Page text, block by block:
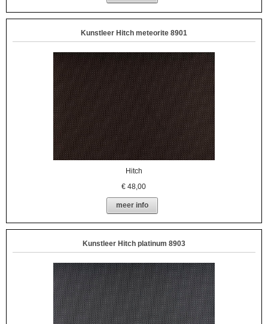
Kunstleer Hitch meteorite 8901
Hitch
€48,00
meer info
Kunstleer Hitch platinum 8903